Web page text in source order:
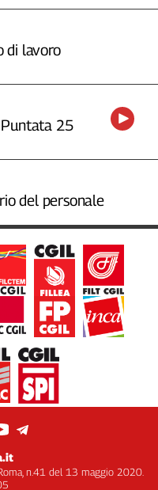
di lavoro
Puntata 25
del personale
n.41 del 13 maggio 2020.